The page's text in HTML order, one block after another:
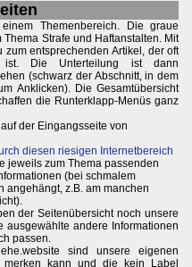
Themenbereich. Die graue
Strafe und Haftanstalten. Mit
entsprechenden Artikel, der oft
ist. Die Unterteilung ist dann
(schwarz der Abschnitt, in dem
Anklicken). Die Gesamtübersicht
die Runterklapp-Menüs ganz
der Eingangsseite von
diesen riesigen Internetbereich
jeweils zum Thema passenden
(bei schmalem
angehängt, z.B. am manchen
der Seitenübersicht noch unsere
ausgewählte andere Informationen
passen.
sind unsere eigenen
kann und die kein Label